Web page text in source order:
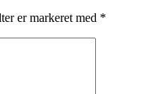
er markeret med *